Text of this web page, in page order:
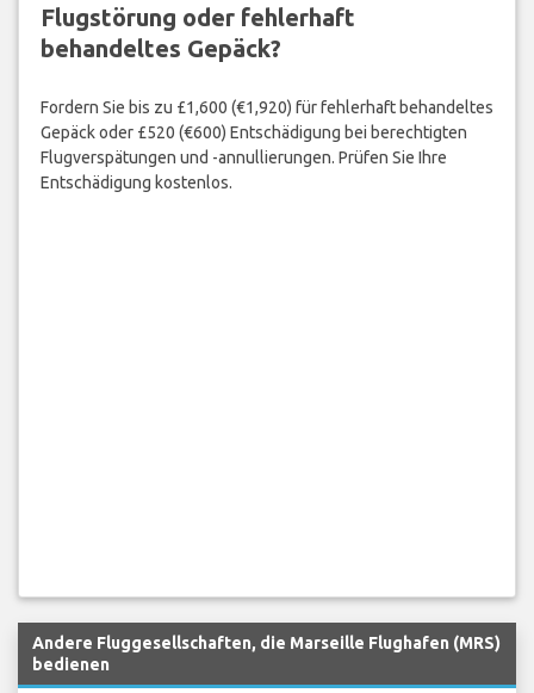
Flugstörung oder fehlerhaft
behandeltes Gepäck?
Fordern Sie bis zu £1,600 (€1,920) für fehlerhaft behandeltes
Gepäck oder £520 (€600) Entschädigung bei berechtigten
Flugverspätungen und -annullierungen. Prüfen Sie Ihre
Entschädigung kostenlos.
Andere Fluggesellschaften, die Marseille Flughafen (MRS)
bedienen